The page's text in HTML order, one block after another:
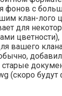
фонов с
клан-лого
для
вашего
старые
(скоро